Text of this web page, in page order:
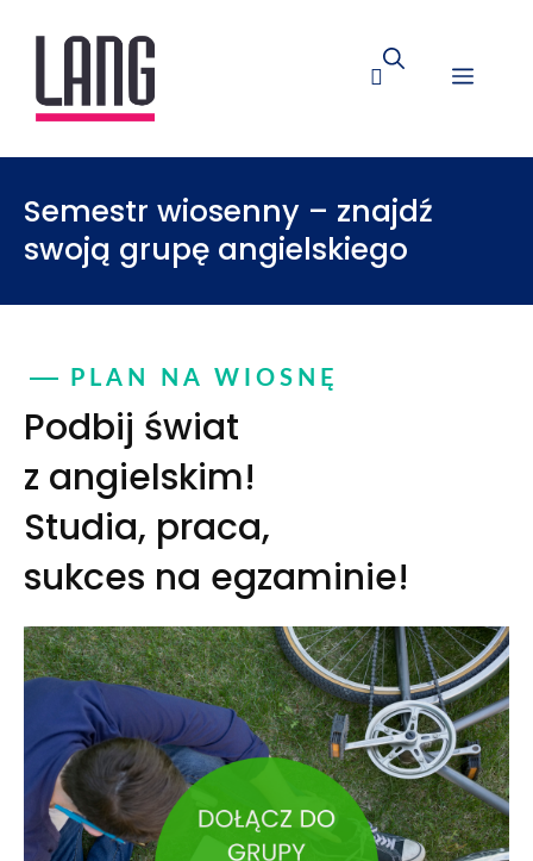
Semestr wiosenny – znajdź
swoją grupę angielskiego
PLAN NA WIOSNĘ
Podbij świat
z angielskim!
Studia, praca,
sukces na egzaminie!